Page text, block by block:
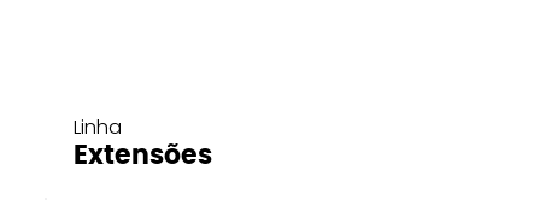
Linha
Extensões